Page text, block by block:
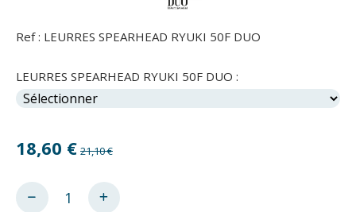
Ref : LEURRES SPEARHEAD RYUKI 50F DUO
LEURRES SPEARHEAD RYUKI 50F DUO :
18,60 € 21,10 €